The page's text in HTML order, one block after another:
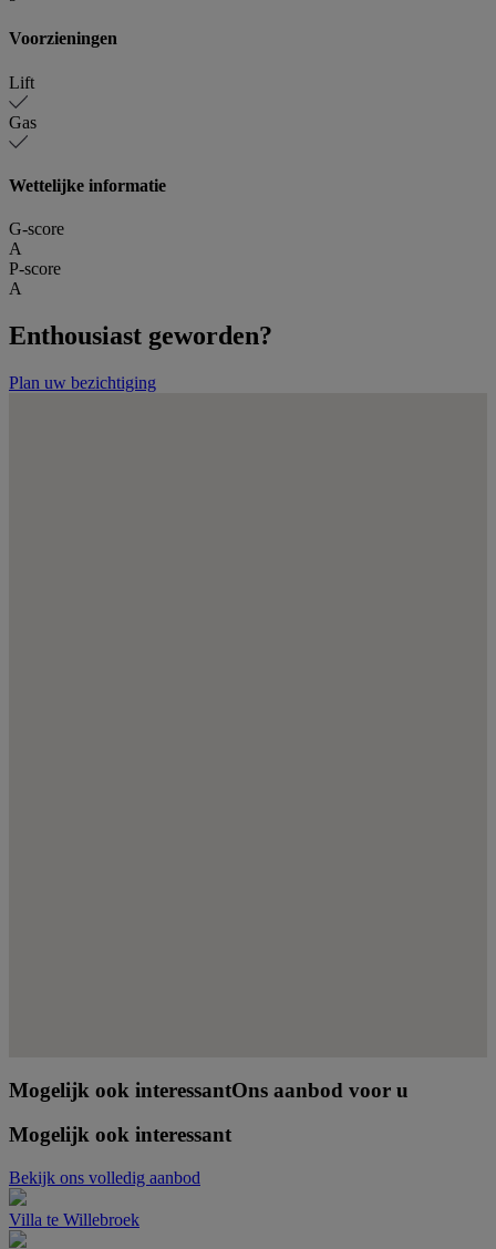
Voorzieningen
Lift
Gas
Wettelijke informatie
G-score
A
P-score
A
Enthousiast geworden?
Plan uw bezichtiging
Mogelijk ook interessantOns aanbod voor u
Mogelijk ook interessant
Bekijk ons volledig aanbod
Villa te Willebroek